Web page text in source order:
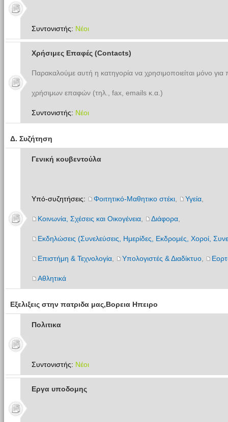
Συντονιστής: Νέοι
Χρήσιμες Επαφές (Contacts)
Παρακαλούμε αυτή η κατηγορία να χρησιμοποιείται μόνο
χρήσιμων επαφών (τηλ., fax, emails κ.α.)
Συντονιστής: Νέοι
Δ. Συζήτηση
Γενική κουβεντούλα
Υπό-συζητήσεις: Φοιτητικό-Μαθητικο στέκι, Υγεία,
Κοινωνία, Σχέσεις και Οικογένεια, Διάφορα,
Εκδηλώσεις (Συνελεύσεις, Ημερίδες, Εκδρομές, Χοροί,
Επιστήμη & Τεχνολογία, Υπολογιστές & Διαδίκτυο,
Αθλητικά
Εξελιξεις στην πατριδα μας,Βορεια Ηπειρο
Πολιτικα
Συντονιστής: Νέοι
Εργα υποδομης